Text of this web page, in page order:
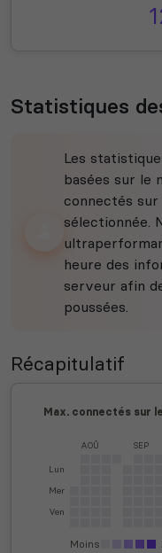
Statistiques
Les
basées sur le
connectés
sélectionnée.
heure des
serveur afin
poussées.
Récapitulatif
Max. connectés sur
Lun
Mer
Ven
AOÛ SEP
Moins